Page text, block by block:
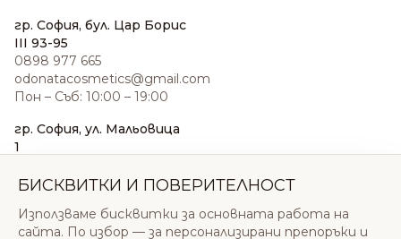
гр. София, бул. Цар Борис
III 93-95
0898 977 665
odonatacosmetics@gmail.com
Пон – Съб: 10:00 – 19:00
гр. София, ул. Мальовица
1
sales@odonatacosmetics.com
Нед: 11:00 – 18:00
БИСКВИТКИ И ПОВЕРИТЕЛНОСТ
Използваме бисквитки за основната работа на
сайта. По избор — за персонализирани препоръки и